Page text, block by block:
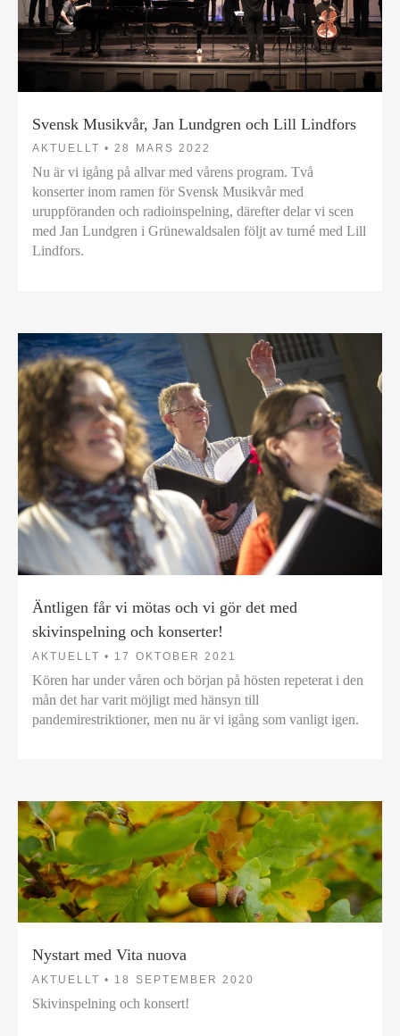
Svensk Musikvår, Jan Lundgren och Lill Lindfors
AKTUELLT • 28 MARS 2022
Nu är vi igång på allvar med vårens program. Två
konserter inom ramen för Svensk Musikvår med
uruppföranden och radioinspelning, därefter delar vi scen
med Jan Lundgren i Grünewaldsalen följt av turné med Lill
Lindfors.
Äntligen får vi mötas och vi gör det med
skivinspelning och konserter!
AKTUELLT • 17 OKTOBER 2021
Kören har under våren och början på hösten repeterat i den
mån det har varit möjligt med hänsyn till
pandemirestriktioner, men nu är vi igång som vanligt igen.
Nystart med Vita nuova
AKTUELLT • 18 SEPTEMBER 2020
Skivinspelning och konsert!